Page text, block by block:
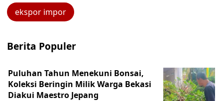
ekspor impor
Berita Populer
Puluhan Tahun Menekuni Bonsai,
Koleksi Beringin Milik Warga Bekasi
Diakui Maestro Jepang